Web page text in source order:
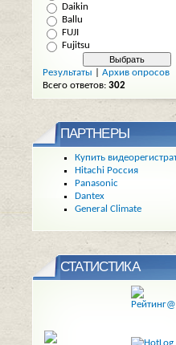
Daikin
Ballu
FUJI
Fujitsu
Результаты
Архив опросов
Всего ответов: 302
ПАРТНЕРЫ
Купить
Hitachi Россия
Panasonic
Dantex
General Climate
СТАТИСТИКА